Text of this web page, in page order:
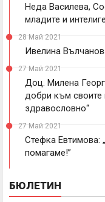
Неда Василева,
младите и
28 Май 2021
Ивелина
27 Май 2021
Доц. Милена
добри към своите
здравословно“
27 Май 2021
Стефка Евтимова:
помагаме!”
БЮЛЕТИН